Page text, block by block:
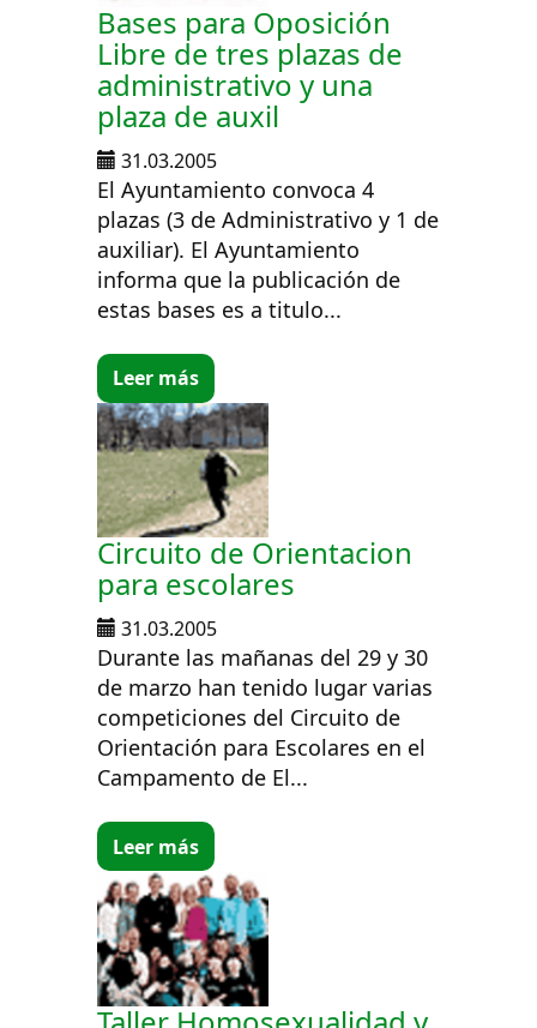
Bases para Oposición
Libre de tres plazas de
administrativo y una
plaza de auxil
31.03.2005
El Ayuntamiento convoca 4
plazas (3 de Administrativo y 1 de
auxiliar). El Ayuntamiento
informa que la publicación de
estas bases es a titulo...
Leer más
Circuito de Orientacion
para escolares
31.03.2005
Durante las mañanas del 29 y 30
de marzo han tenido lugar varias
competiciones del Circuito de
Orientación para Escolares en el
Campamento de El...
Leer más